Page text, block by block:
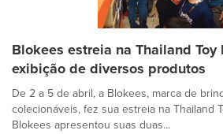
Blokees estreia na Thailand
exibição de diversos produtos
De 2 a 5 de abril, a Blokees, marca de
colecionáveis, fez sua estreia na Thailand
Blokees apresentou suas duas...